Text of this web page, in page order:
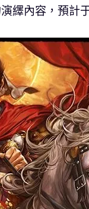
繹內容，預計